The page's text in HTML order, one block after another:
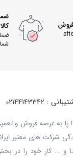
کالا
شما
: 02144143342
مجموعه آذر صبا در سال 1378 پا
شرکت های معتبر
و ... کار خود را